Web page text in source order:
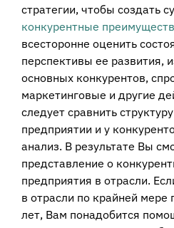
стратегии, чтобы создать
конкурентные
всесторонне оценить
перспективы ее развития,
основных конкурентов,
маркетинговые и другие
следует сравнить
предприятии и у
анализ. В результате Вы
представление о
предприятия в отрасли.
в отрасли по крайней мере
лет, Вам понадобится